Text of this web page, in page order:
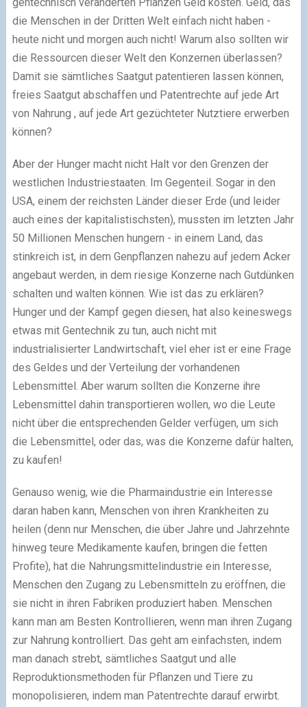
die Menschen in der Dritten Welt einfach nicht haben -
heute nicht und morgen auch nicht! Warum also sollten wir
die Ressourcen dieser Welt den Konzernen überlassen?
Damit sie sämtliches Saatgut patentieren lassen können,
freies Saatgut abschaffen und Patentrechte auf jede Art
von Nahrung , auf jede Art gezüchteter Nutztiere erwerben
können?
Aber der Hunger macht nicht Halt vor den Grenzen der
westlichen Industriestaaten. Im Gegenteil. Sogar in den
USA, einem der reichsten Länder dieser Erde (und leider
auch eines der kapitalistischsten), mussten im letzten Jahr
50 Millionen Menschen hungern - in einem Land, das
stinkreich ist, in dem Genpflanzen nahezu auf jedem Acker
angebaut werden, in dem riesige Konzerne nach Gutdünken
schalten und walten können. Wie ist das zu erklären?
Hunger und der Kampf gegen diesen, hat also keineswegs
etwas mit Gentechnik zu tun, auch nicht mit
industrialisierter Landwirtschaft, viel eher ist er eine Frage
des Geldes und der Verteilung der vorhandenen
Lebensmittel. Aber warum sollten die Konzerne ihre
Lebensmittel dahin transportieren wollen, wo die Leute
nicht über die entsprechenden Gelder verfügen, um sich
die Lebensmittel, oder das, was die Konzerne dafür halten,
zu kaufen!
Genauso wenig, wie die Pharmaindustrie ein Interesse
daran haben kann, Menschen von ihren Krankheiten zu
heilen (denn nur Menschen, die über Jahre und Jahrzehnte
hinweg teure Medikamente kaufen, bringen die fetten
Profite), hat die Nahrungsmittelindustrie ein Interesse,
Menschen den Zugang zu Lebensmitteln zu eröffnen, die
sie nicht in ihren Fabriken produziert haben. Menschen
kann man am Besten Kontrollieren, wenn man ihren Zugang
zur Nahrung kontrolliert. Das geht am einfachsten, indem
man danach strebt, sämtliches Saatgut und alle
Reproduktionsmethoden für Pflanzen und Tiere zu
monopolisieren, indem man Patentrechte darauf erwirbt.